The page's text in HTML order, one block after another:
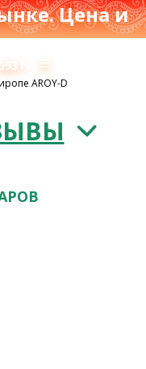
Цена и
г. ≡
AROY-D